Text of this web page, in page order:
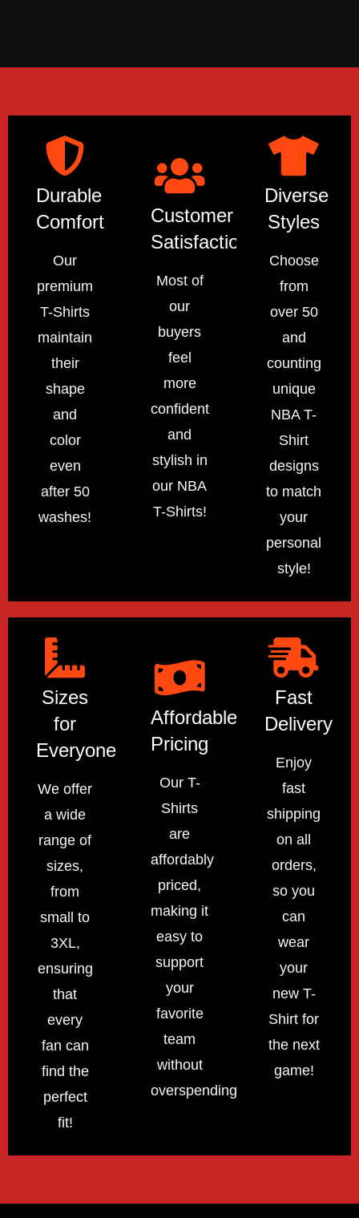
Durable
Comfort
Our
premium
T-Shirts
maintain
their
shape
and
color
even
after 50
washes!
Customer
Satisfaction
Most of
our
buyers
feel
more
confident
and
stylish in
our NBA
T-Shirts!
Diverse
Styles
Choose
from
over 50
and
counting
unique
NBA T-
Shirt
designs
to match
your
personal
style!
Sizes
for
Everyone
We offer
a wide
range of
sizes,
from
small to
3XL,
ensuring
that
every
fan can
find the
perfect
fit!
Affordable
Pricing
Our T-
Shirts
are
affordably
priced,
making it
easy to
support
your
favorite
team
without
overspending!
Fast
Delivery
Enjoy
fast
shipping
on all
orders,
so you
can
wear
your
new T-
Shirt for
the next
game!